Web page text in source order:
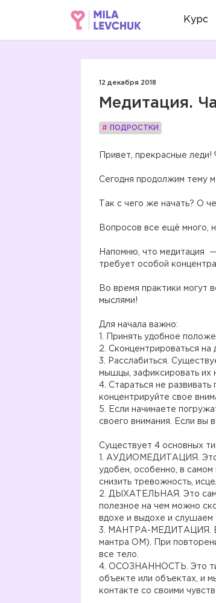
Курс
12 декабря 2018
Медитация.
# ПОДРОСТКИ
Привет, прекрасные леди!
Сегодня продолжим тему
Так с чего же начать? О
Вопросов все ещё много,
Напомню, что медитация
требует особой
Во время практики могут
мыслями!
Для начала важно:
1. Принять удобное
2. Сконцентрироваться на
3. Расслабиться.
мышцы, зафиксировать их
4. Стараться не
концентрируйте свое
5. Если начинаете
своего внимания. Если вы
Существует 4 основных
1. АУДИОМЕДИТАЦИЯ.
удобен, особенно, в самом
снизить тревожность,
2. ДЫХАТЕЛЬНАЯ. Это
полезное на чем можно
вдохе и выдохе и
3. МАНТРА-МЕДИТАЦИЯ.
мантра ОМ). При
все тело.
4. ОСОЗНАННОСТЬ. Это
объекте или объектах, и
контакте со своими